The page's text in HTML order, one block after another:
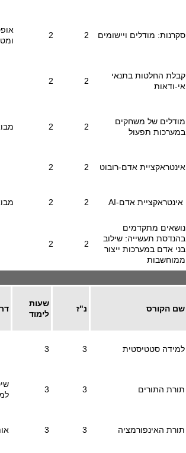
סקרנות: מודלים ויישומים 2
2
קבלת החלטות בתנאי
אי-ודאות
2
2
מודלים של משחקים
במערכות תפעול
2
2
אינטראקציית אדם-רובוט 2
2
אינטראקציית אדם-AI
2
2
נושאים מתקדמים
בהנדסת תעשייה: שילוב
בני אדם במערכות ייצור
ממוחשבות
2
2
שם הקורס נ"ז
שעות
לימוד
למידה סטטיסטית 3
3
תורת התורים 3
3
תורת האינפורמציה 3
3